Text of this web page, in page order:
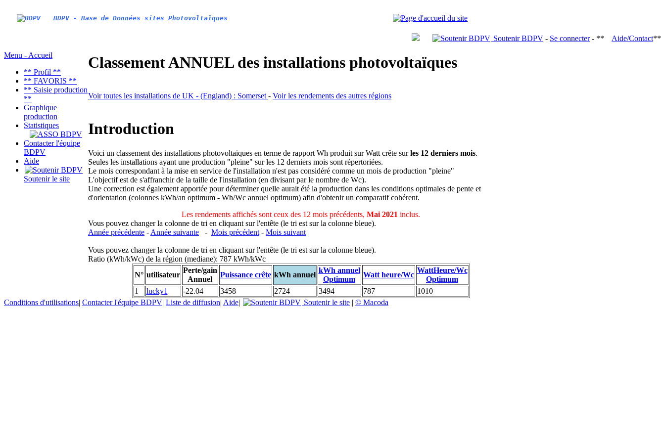
BDPV - Base de Données sites Photovoltaïques
Soutenir BDPV - Se connecter- ** Aide/Contact**
Menu - Accueil
** Profil **
** FAVORIS **
** Saisie production
**
Graphique
production
Statistiques
Contacter l'équipe
BDPV
Aide
Soutenir le site
Classement ANNUEL des installations photovoltaïques
Voir toutes les installations de UK - (England) : Somerset - Voir les rendements des autres régions
Introduction
Voici un classement des installations photovoltaïques en terme de rapport Wh produit sur Watt crête surles 12 derniers mois.
Seules les installations ayant une production "pleine" sur les 12 derniers mois sont répertoriées.
Le mois correspondant à la mise en service de l'installation n'est pas considéré comme un mois de production "pleine"
L'objectif est de s'affranchir de la taille de l'installation (en divisant par le nombre de Wc).
Une correction est également apportée pour déterminer quelle aurait été la production dans les conditions optimales de pente et
d'orientation (colonnes kWh/an optimum - Wh/Wc annuel optimum) afin d'obtenir un comparatif cohérent.
Les rendements affichés sont ceux des 12 mois précédents, Mai 2021 inclus.
Vous pouvez changer la colonne de tri en cliquant sur l'entête (le tri est sur la colonne bleue).
Année précédente - Année suivante - Mois précédent - Mois suivant
Vous pouvez changer la colonne de tri en cliquant sur l'entête (le tri est sur la colonne bleue).
Ratio (kWh/kWc) de la région (mediane): 787 kWh/kWc
N° utilisateur
Perte/gain
Annuel
Puissance crête kWh annuel
kWh annuel
Optimum
Watt heure/Wc
WattHeure/Wc
Optimum
1
lucky1 -22.04 3458 2724 3494 787
1010
Conditions d'utilisations| Contacter l'équipe BDPV| Liste de diffusion| Aide| Soutenir le site | © Macoda